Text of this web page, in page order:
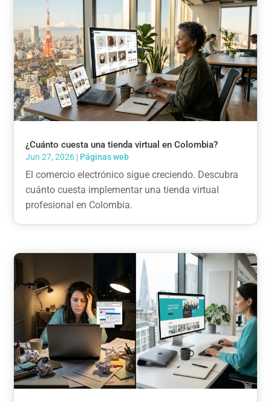
¿Cuánto cuesta una tienda virtual en Colombia?
Jun 27, 2026 | Páginas web
El comercio electrónico sigue creciendo. Descubra
cuánto cuesta implementar una tienda virtual
profesional en Colombia.